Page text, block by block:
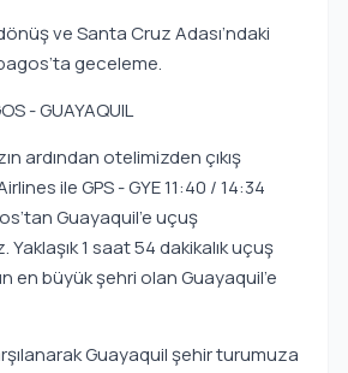
ve Santa Cruz Adası’ndaki
geceleme.
- GUAYAQUIL
ardından otelimizden çıkış
ile GPS - GYE 11:40 / 14:34
Guayaquil’e uçuş
1 saat 54 dakikalık uçuş
en büyük şehri olan Guayaquil’e
Guayaquil şehir turumuza